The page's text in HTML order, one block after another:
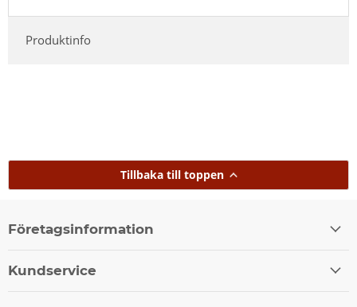
Produktinfo
Tillbaka till toppen
Företagsinformation
Kundservice